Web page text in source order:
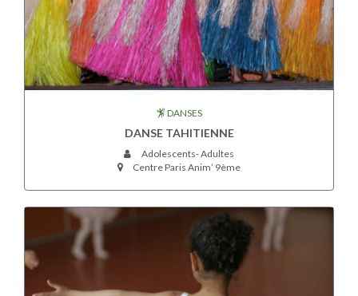
DANSES
DANSE TAHITIENNE
Adolescents- Adultes
Centre Paris Anim’ 9ème